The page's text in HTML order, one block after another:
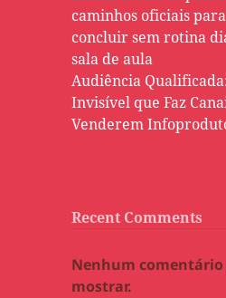
caminhos oficiais para
concluir sem rotina
sala de aula
Audiência
Invisível que Faz
Venderem
Recent Comments
Nenhum comentário
mostrar.